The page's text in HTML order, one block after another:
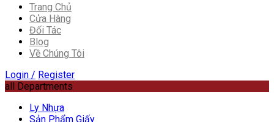
Trang Chủ
Cửa Hàng
Đối Tác
Blog
Về Chúng Tôi
Login / Register
all Departments
Ly Nhựa
Sản Phẩm Giấy